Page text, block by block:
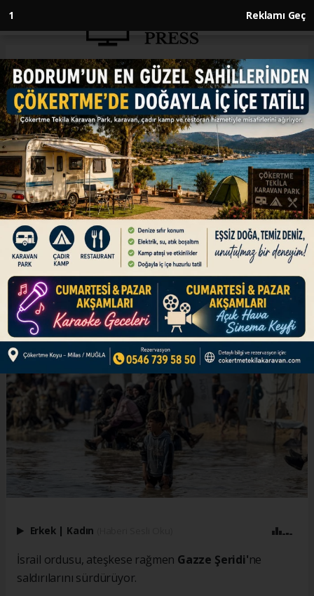
1 Reklamı Geç
Anasayfa İSRAİL-FİLİSTİN
Gazze'de can kaybı 72 bin 116'ya
yükseldi
İSRAİL-FİLİSTİN
03.03.2026 - 14:18, Güncelleme: 03.03.2026 - 14:18
İsrail ordusunun Ekim 2023'ten bu yana Gazze
Şeridi'ne düzenlediği saldırılarda hayatını
kaybedenlerin sayısı 72 bin 116'ya ulaştı.
ABONE OL
Erkek | Kadın
İsrail ordusu, ateşkese rağmen Gazze Şeridi'ne
saldırılarını sürdürüyor.